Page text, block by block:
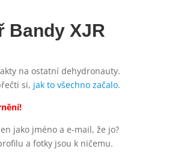
Bandy XJR
na ostatní dehydronauty.
si, jak to všechno začalo.
jako jméno a e-mail, že jo?
a fotky jsou k ničemu.